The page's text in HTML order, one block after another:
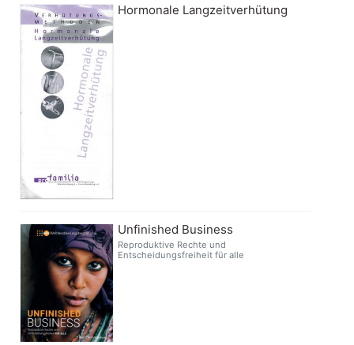
Hormonale Langzeitverhütung
Unfinished Business
Reproduktive Rechte und
Entscheidungsfreiheit für alle